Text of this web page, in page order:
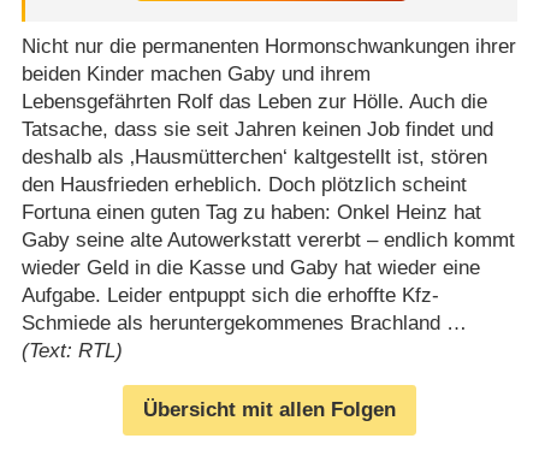
Nicht nur die permanenten Hormonschwankungen ihrer
beiden Kinder machen Gaby und ihrem
Lebensgefährten Rolf das Leben zur Hölle. Auch die
Tatsache, dass sie seit Jahren keinen Job findet und
deshalb als ‚Hausmütterchen‘ kaltgestellt ist, stören
den Hausfrieden erheblich. Doch plötzlich scheint
Fortuna einen guten Tag zu haben: Onkel Heinz hat
Gaby seine alte Autowerkstatt vererbt – endlich kommt
wieder Geld in die Kasse und Gaby hat wieder eine
Aufgabe. Leider entpuppt sich die erhoffte Kfz-
Schmiede als heruntergekommenes Brachland …
(Text: RTL)
Übersicht mit allen Folgen